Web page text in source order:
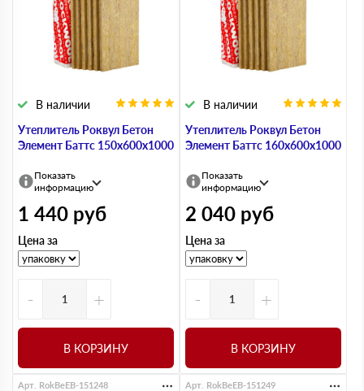
Утеплитель Роквул Бетон
Элемент Баттс 150х600х1000
В наличии
Показать
информацию
1 440 руб
Цена за
- +
В КОРЗИНУ
Утеплитель Роквул Бетон
Элемент Баттс 160х600х1000
В наличии
Показать
информацию
2 040 руб
Цена за
- +
В КОРЗИНУ
Арт. RokBeEB-151248 Арт. RokBeEB-151249